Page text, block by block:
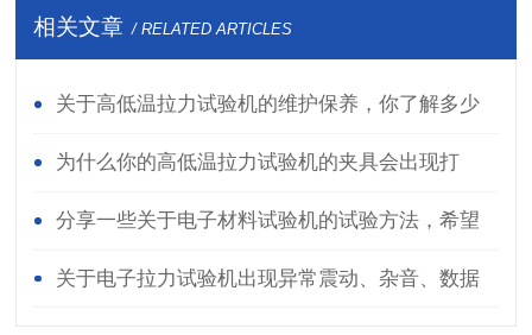
相关文章 / RELATED ARTICLES
关于高低温拉力试验机的维护保养，你了解多少
呢?为什么你的高低温拉力试验机的夹具会出现打
滑？分享一些关于电子材料试验机的试验方法，希望
对您有所帮助
关于电子拉力试验机出现异常震动、杂音、数据